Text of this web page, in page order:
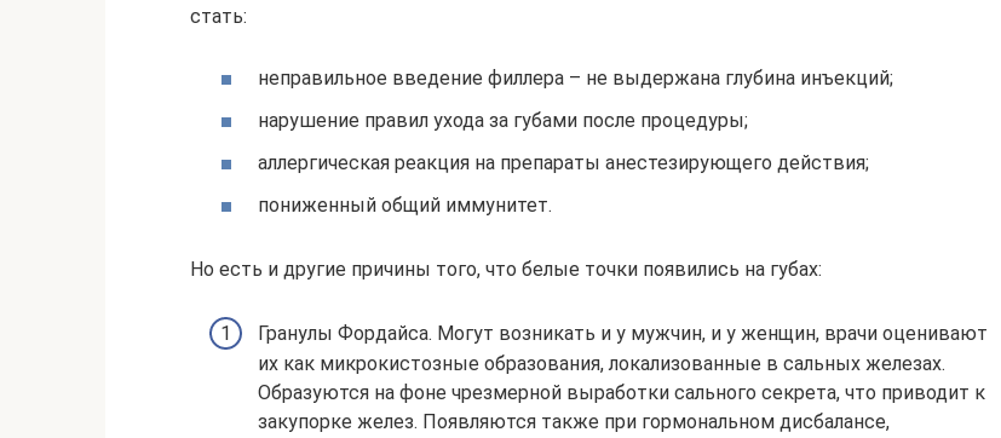
стать:
неправильное введение филлера – не выдержана глубина инъекций;
нарушение правил ухода за губами после процедуры;
аллергическая реакция на препараты анестезирующего действия;
пониженный общий иммунитет.
Но есть и другие причины того, что белые точки появились на губах:
Гранулы Фордайса. Могут возникать и у мужчин, и у женщин, врачи оценивают
их как микрокистозные образования, локализованные в сальных железах.
Образуются на фоне чрезмерной выработки сального секрета, что приводит к
закупорке желез. Появляются также при гормональном дисбалансе,